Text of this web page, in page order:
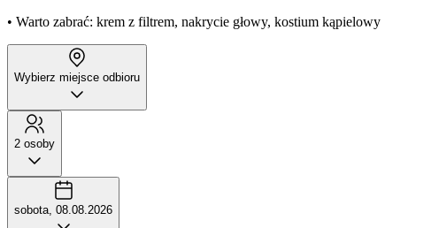
• Warto zabrać: krem z filtrem, nakrycie głowy, kostium kąpielowy
Wybierz miejsce odbioru
2 osoby
sobota, 08.08.2026